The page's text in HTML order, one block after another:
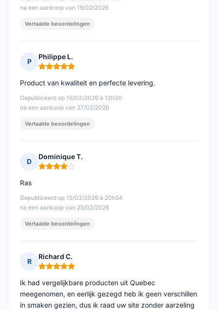
na een aankoop van 19/02/2026
Vertaalde beoordelingen
P
Philippe L.
Opmerking: 5 van 5
Gepubliceerd op 16/03/2026 à 12h30
na een aankoop van 27/02/2026
Product van kwaliteit en perfecte levering.
Vertaalde beoordelingen
D
Dominique T.
Opmerking: 4 van 5
Gepubliceerd op 15/03/2026 à 20h54
na een aankoop van 25/02/2026
Ras
Vertaalde beoordelingen
R
Richard C.
Opmerking: 5 van 5
Ik had vergelijkbare producten uit Quebec
meegenomen, en eerlijk gezegd heb ik geen verschillen
in smaken gezien, dus ik raad uw site zonder aarzeling